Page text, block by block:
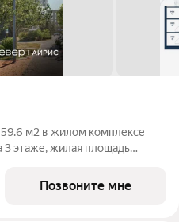
м2 в жилом комплексе
3 этаже, жилая площадь
Позвоните мне